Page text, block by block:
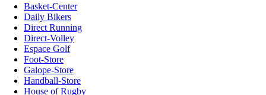
Basket-Center
Daily Bikers
Direct Running
Direct-Volley
Espace Golf
Foot-Store
Galope-Store
Handball-Store
House of Rugby